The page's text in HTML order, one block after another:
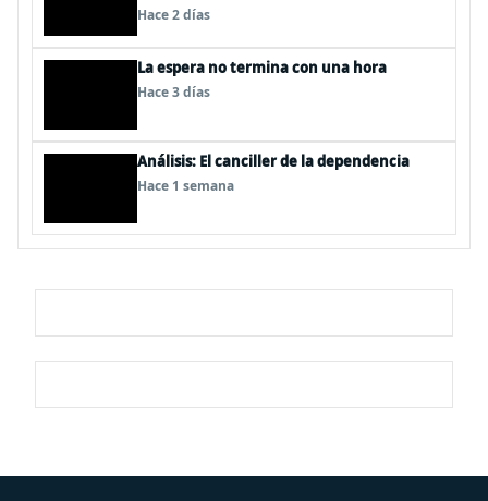
Hace 2 días
La espera no termina con una hora
Hace 3 días
Análisis: El canciller de la dependencia
Hace 1 semana